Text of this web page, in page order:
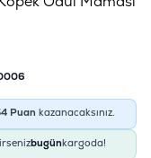
Puan kazanacaksınız.
bugünkargoda!